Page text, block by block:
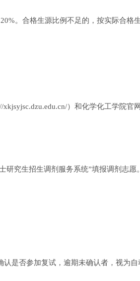
。合格生源比例不足的，按实际合格
）和化学化工学院官网
研究生招生调剂服务系统”填报调剂志愿。
是否参加复试，逾期未确认者，视为自